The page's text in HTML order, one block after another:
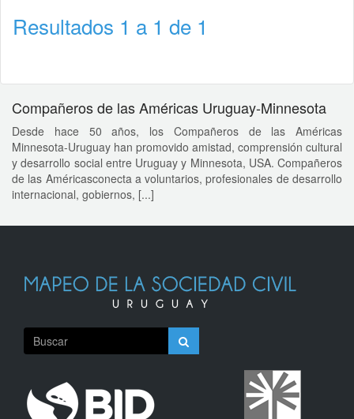
Resultados 1 a 1 de 1
Compañeros de las Américas Uruguay-Minnesota
Desde hace 50 años, los Compañeros de las Américas
Minnesota-Uruguay han promovido amistad, comprensión cultural
y desarrollo social entre Uruguay y Minnesota, USA. Compañeros
de las Américasconecta a voluntarios, profesionales de desarrollo
internacional, gobiernos, [...]